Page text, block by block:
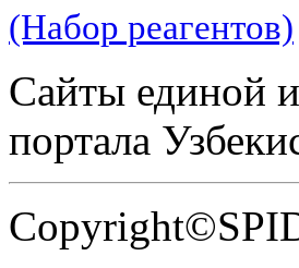
(Набор реагентов)
Сайты единой
портала